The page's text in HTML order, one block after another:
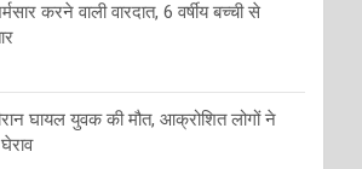
करने वाली वारदात, 6 वर्षीय बच्ची से
घायल युवक की मौत, आक्रोशित लोगों ने